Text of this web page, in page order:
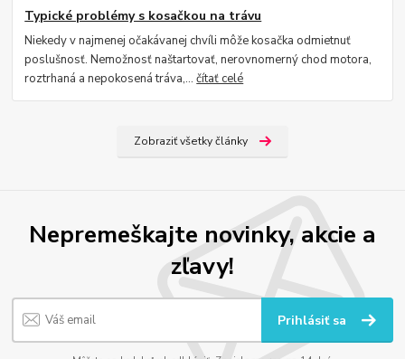
Typické problémy s kosačkou na trávu
Niekedy v najmenej očakávanej chvíli môže kosačka odmietnuť
poslušnosť. Nemožnosť naštartovať, nerovnomerný chod motora,
roztrhaná a nepokosená tráva,...čítať celé
Zobraziť všetky články
Nepremeškajte novinky, akcie a
zľavy!
Prihlásiť sa